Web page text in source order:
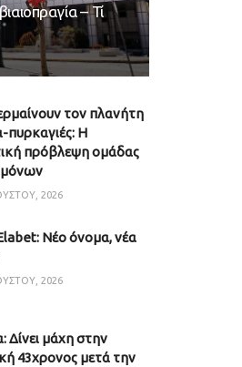
– Τί
τον πλανήτη
πυρκαγιές: Η
πρόβλεψη ομάδας
2026
Νέο όνομα, νέα
2026
Δίνει μάχη στην
43χρονος μετά την